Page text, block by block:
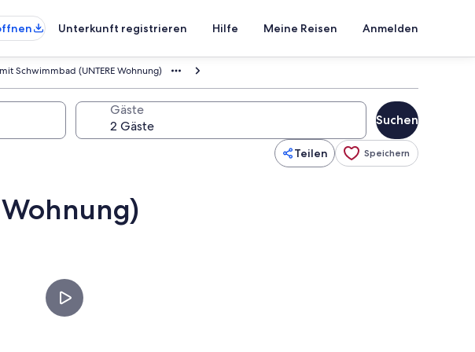
Unterkunft registrieren Hilfe Meine Reisen Anmelden
Schwimmbad (UNTERE Wohnung)
Gäste
Suchen
Teilen Speichern